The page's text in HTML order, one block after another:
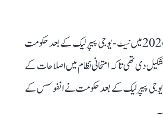
جے رام رمیش نے سوشل میڈیا پلیٹ فارم ایکس پر جاری اپنے بیان میں کہا کہ 2024 میں نیٹ-یو جی پیپر لیک کے بعد حکومت
دی تھی تاکہ امتحانی نظام میں اصلاحات کے
2026 میں ایک بار پھر نیٹ-یو جی پیپر لیک کے بعد حکومت نے انفوسس کے